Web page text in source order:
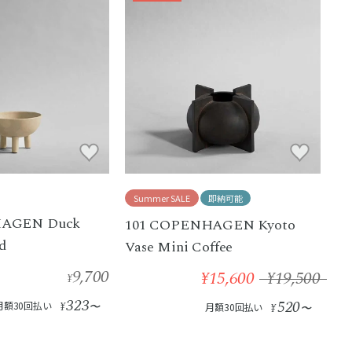
Duck
¥9,700
額30回払い ¥323〜
Summer SALE 即納可能
101 COPENHAGEN Kyoto
Vase Mini Coffee
¥15,600 ¥19,500
月額30回払い ¥520〜